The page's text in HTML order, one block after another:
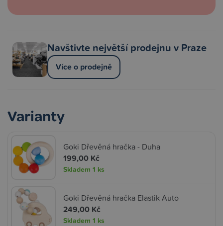
Navštivte největší prodejnu v Praze
Více o prodejně
Varianty
Goki Dřevěná hračka - Duha
199,00 Kč
Skladem 1 ks
Goki Dřevěná hračka Elastik Auto
249,00 Kč
Skladem 1 ks